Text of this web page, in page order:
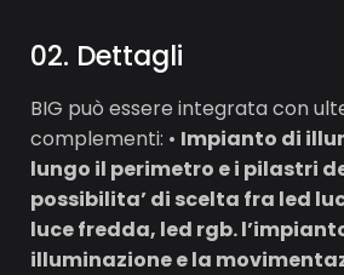
02. Dettagli
BIG può essere integrata con
complementi: • Impianto di
lungo il perimetro e i pilastri
possibilita’ di scelta fra led
luce fredda, led rgb.
illuminazione e la